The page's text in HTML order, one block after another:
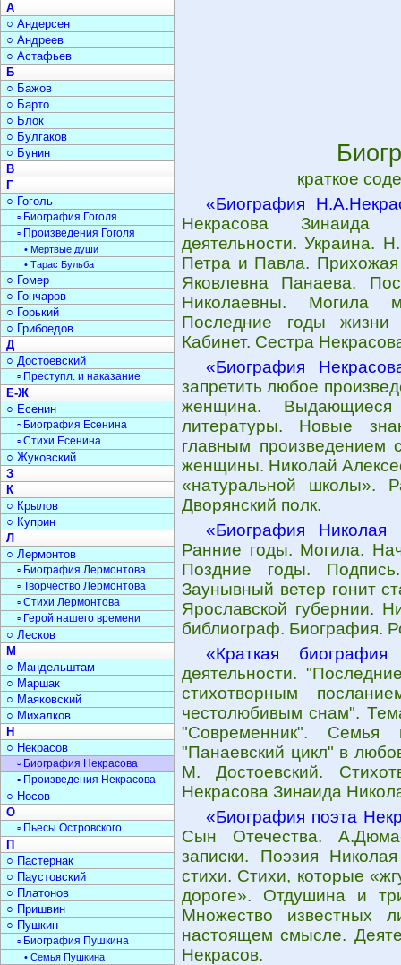
краткое
«Биография
Некрасова Зинаида
деятельности. Украина.
Петра и Павла.
Яковлевна Панаева.
Николаевны. Могила
Последние годы жизни
Кабинет. Сестра
«Биография
запретить любое
женщина. Выдающиеся
литературы. Новые
главным произведением
женщины. Николай
«натуральной школы».
Дворянский полк.
«Биография Николая
Ранние годы. Могила.
Поздние годы.
Заунывный ветер гонит
Ярославской губернии.
библиограф. Биография.
«Краткая биография
деятельности.
стихотворным
честолюбивым снам".
"Современник".
"Панаевский цикл" в
М. Достоевский.
Некрасова Зинаида
«Биография поэта
Сын Отечества.
записки. Поэзия
стихи. Стихи, которые
дороге». Отдушина и
Множество известных
настоящем смысле.
Некрасов.
А
○ Андерсен
○ Андреев
○ Астафьев
Б
○ Бажов
○ Барто
○ Блок
○ Булгаков
○ Бунин
В
Г
○ Гоголь
▫ Биография Гоголя
▫ Произведения Гоголя
• Мёртвые души
• Тарас Бульба
○ Гомер
○ Гончаров
○ Горький
○ Грибоедов
Д
○ Достоевский
▫ Преступл. и наказание
Е-Ж
○ Есенин
▫ Биография Есенина
▫ Стихи Есенина
○ Жуковский
З
К
○ Крылов
○ Куприн
Л
○ Лермонтов
▫ Биография Лермонтова
▫ Творчество Лермонтова
▫ Стихи Лермонтова
▫ Герой нашего времени
○ Лесков
М
○ Мандельштам
○ Маршак
○ Маяковский
○ Михалков
Н
○ Некрасов
▫ Биография Некрасова
▫ Произведения Некрасова
○ Носов
О
▫ Пьесы Островского
П
○ Пастернак
○ Паустовский
○ Платонов
○ Пришвин
○ Пушкин
▫ Биография Пушкина
• Семья Пушкина